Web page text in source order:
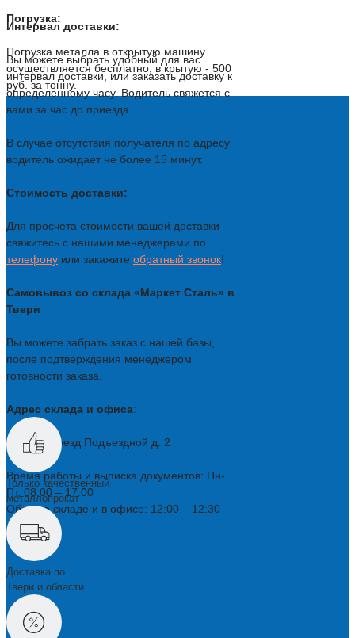
Интервал доставки:
Вы можете выбрать удобный для вас
интервал доставки, или заказать доставку к
определенному часу. Водитель свяжется с
вами за час до приезда.
В случае отсутствия получателя по адресу
водитель ожидает не более 15 минут.
Стоимость доставки:
Для просчета стоимости вашей доставки
свяжитесь с нашими менеджерами по
телефону или закажите обратный звонок!
Самовывоз со склада «Маркет Сталь» в
Твери
Вы можете забрать заказ с нашей базы,
после подтверждения менеджером
готовности заказа.
Адрес склада и офиса:
Тверь, Проезд Подъездной д. 2
Время работы и выписка документов: Пн-
Пт, 08:00 – 17:00
Обед на складе и в офисе: 12:00 – 12:30
Погрузка:
Погрузка металла в открытую машину
осуществляется бесплатно, в крытую - 500
руб. за тонну.
Только качественный
металлопрокат
Доставка по
Твери и области